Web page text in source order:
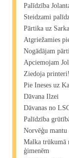
Palīdzība
Steidzami
Pārtika uz
Atgriežamies
Nogādājam
Apciemojam
Ziedoja printeri!
Pie Ineses uz
Dāvana Ilzei
Dāvanas no
Palīdzība
Norvēģu mantu
Malka trūkumā
ģimenēm